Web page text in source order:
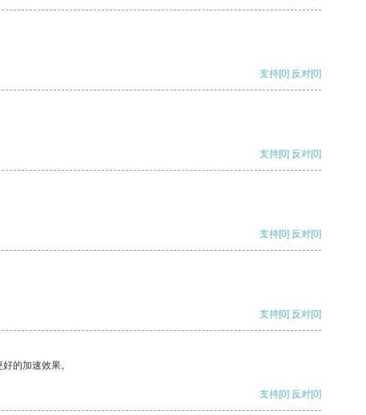
支持[0] 反对[0]
支持[0] 反对[0]
支持[0] 反对[0]
支持[0] 反对[0]
的加速效果。
支持[0] 反对[0]